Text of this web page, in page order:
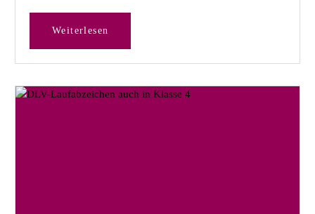
Weiterlesen